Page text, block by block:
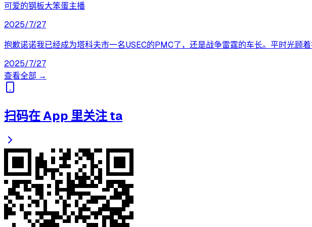
可爱的钢板大笨蛋主播
2025/7/27
抱歉诺诺我已经成为塔科夫市一名USEC的PMC了，还是战争雷霆的车长。平时光顾
2025/7/27
查看全部 →
扫码在 App 里关注 ta